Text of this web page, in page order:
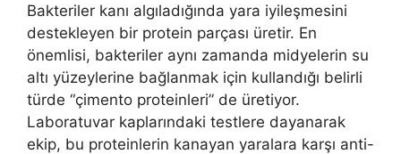
Bakteriler kanı algıladığında yara iyileşmesini
destekleyen bir protein parçası üretir. En
önemlisi, bakteriler aynı zamanda midyelerin su
altı yüzeylerine bağlanmak için kullandığı belirli
türde “çimento proteinleri” de üretiyor.
Laboratuvar kaplarındaki testlere dayanarak
ekip, bu proteinlerin kanayan yaralara karşı anti-